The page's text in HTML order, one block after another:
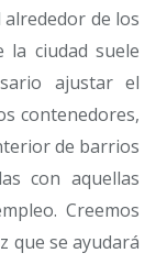
de los
la ciudad suele
ajustar el
contenedores,
de barrios
con aquellas
Creemos
que se ayudará